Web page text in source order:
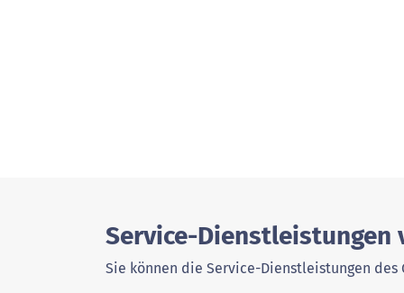
Service-Dienstleistungen
Sie können die Service-Dienstleistungen des